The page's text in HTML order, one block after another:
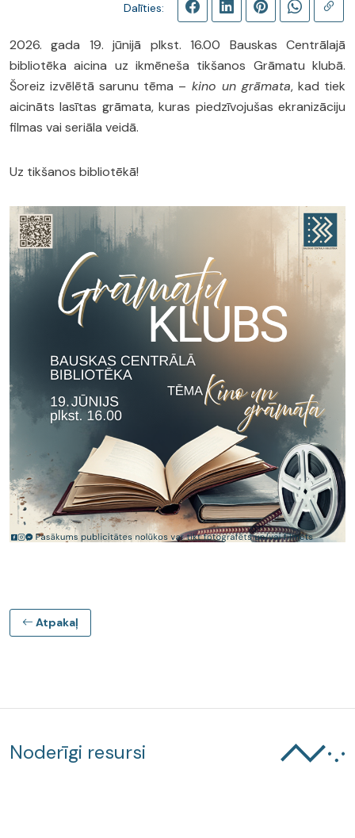
Dalīties:
2026. gada 19. jūnijā plkst. 16.00 Bauskas Centrālajā
bibliotēka aicina uz ikmēneša tikšanos Grāmatu klubā.
Šoreiz izvēlētā sarunu tēma – kino un grāmata, kad tiek
aicināts lasītas grāmata, kuras piedzīvojušas ekranizāciju
filmas vai seriāla veidā.
Uz tikšanos bibliotēkā!
Atpakaļ
Noderīgi resursi